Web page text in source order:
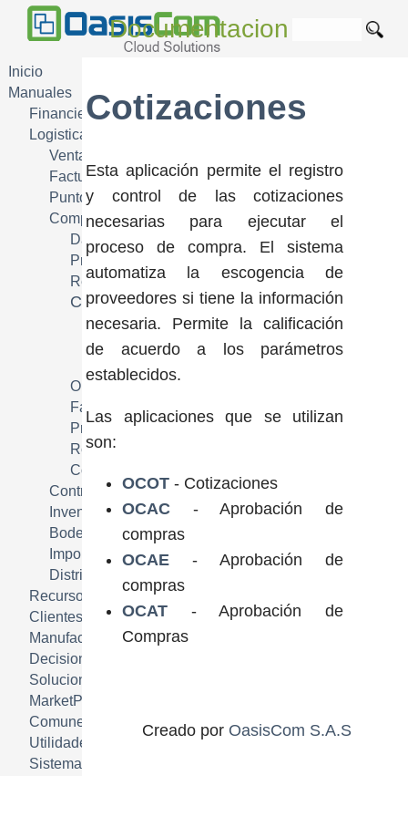
Documentacion
Inicio
Manuales
Financiera FIN
Logistica SCM
Ventas
Facturacion
Punto de Venta POS
Compras
Datos Basicos
Precios
Requerimientos
Cotizaciones
Cotizaciones
Aprobación de Compras - OCAC
Aprobación de Compras - OCAE
Ordenes de Compra
Facturas
Procesos Especiales
Reportes
Consultas
Contratos
Inventarios
Bodegas WMS
Importaciones
Distribucion
Recursos Humanos HRM
Clientes CRM
Manufactura MRP
Decisiones DSS
Soluciones Industria
MarketPlace
Comunes
Utilidades
Sistema
Cotizaciones
Esta aplicación permite el registro
y control de las cotizaciones
necesarias para ejecutar el
proceso de compra. El sistema
automatiza la escogencia de
proveedores si tiene la información
necesaria. Permite la calificación
de acuerdo a los parámetros
establecidos.
Las aplicaciones que se utilizan
son:
OCOT - Cotizaciones
OCAC - Aprobación de
compras
OCAE - Aprobación de
compras
OCAT - Aprobación de
Compras
Creado por OasisCom S.A.S